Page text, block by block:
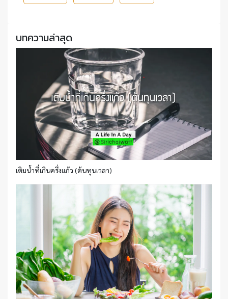
บทความล่าสุด
เติมน้ำที่เกินครึ่งแก้ว (ต้นทุนเวลา)